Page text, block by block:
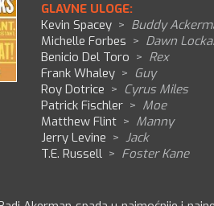
GLAVNE ULOGE:
Kevin Spacey > Buddy
Michelle Forbes > Dawn
Benicio Del Toro > Rex
Frank Whaley > Guy
Roy Dotrice > Cyrus Miles
Patrick Fischler > Moe
Matthew Flint > Manny
Jerry Levine > Jack
T.E. Russell > Foster Kane